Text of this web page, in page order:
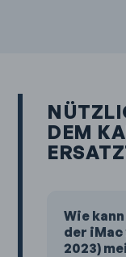
DEM
Wie
der iMac
2023)